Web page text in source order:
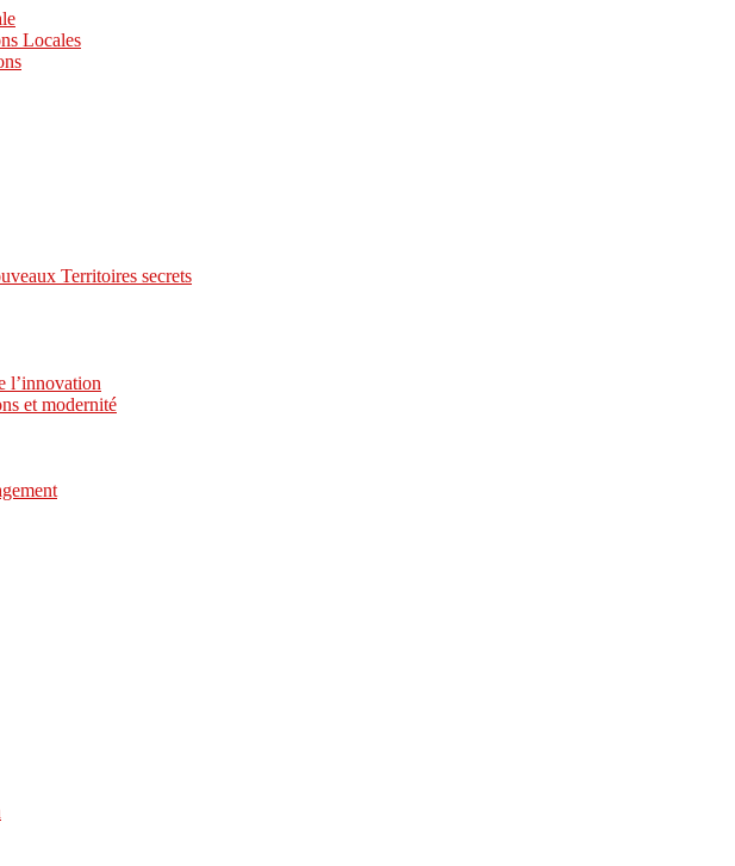
Locales
Territoires secrets
l’innovation
et modernité